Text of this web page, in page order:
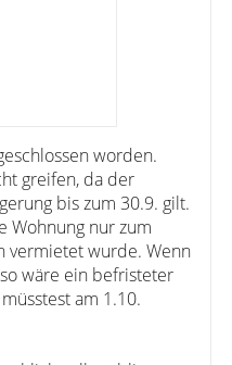
worden.
greifen, da der
bis zum 30.9. gilt.
Wohnung nur zum
vermietet wurde. Wenn
wäre ein befristeter
am 1.10.